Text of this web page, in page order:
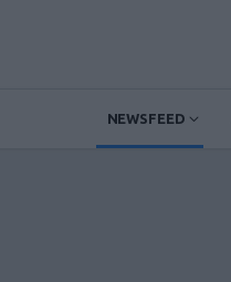
NEWSFEED